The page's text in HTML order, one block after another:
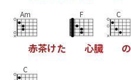
Am
赤茶けた
F
心臓
C
の
C